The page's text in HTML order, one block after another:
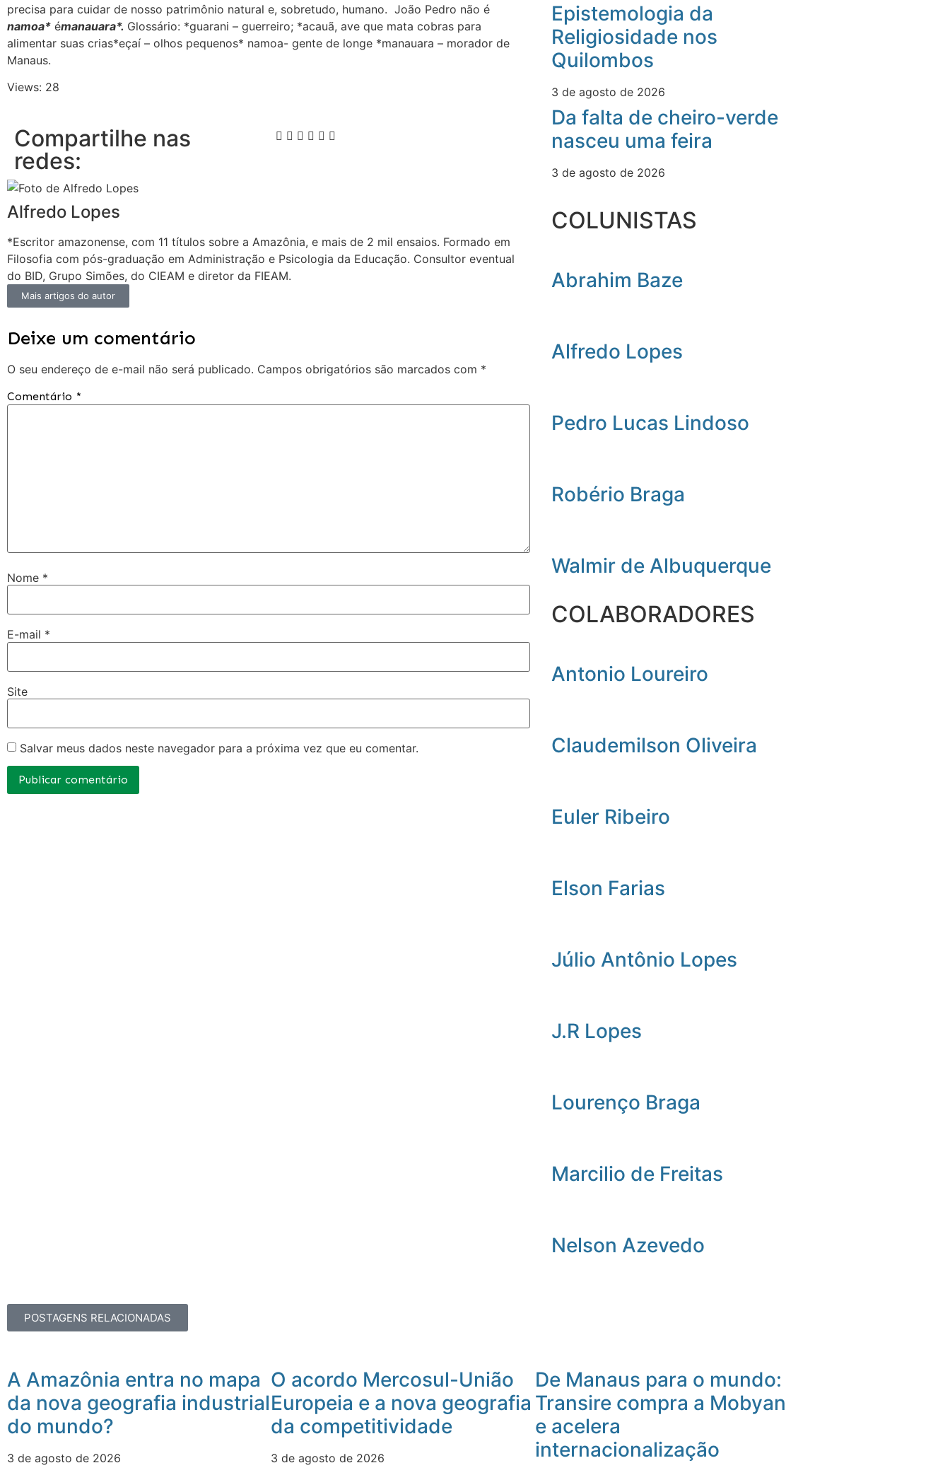
precisa para cuidar de nosso patrimônio natural e, sobretudo, humano. João Pedro não é
namoa* émanauara*. Glossário: *guarani – guerreiro; *acauã, ave que mata cobras para
alimentar suas crias*eçaí – olhos pequenos* namoa- gente de longe *manauara – morador de
Manaus.
Views: 28
Compartilhe nas
redes:
Alfredo Lopes
*Escritor amazonense, com 11 títulos sobre a Amazônia, e mais de 2 mil ensaios. Formado em
Filosofia com pós-graduação em Administração e Psicologia da Educação. Consultor eventual
do BID, Grupo Simões, do CIEAM e diretor da FIEAM.
Mais artigos do autor
Deixe um comentário
O seu endereço de e-mail não será publicado. Campos obrigatórios são marcados com *
Comentário *
Nome *
E-mail *
Site
Salvar meus dados neste navegador para a próxima vez que eu comentar.
Epistemologia da
Religiosidade nos
Quilombos
3 de agosto de 2026
Da falta de cheiro-verde
nasceu uma feira
3 de agosto de 2026
COLUNISTAS
Abrahim Baze
Alfredo Lopes
Pedro Lucas Lindoso
Robério Braga
Walmir de Albuquerque
COLABORADORES
Antonio Loureiro
Claudemilson Oliveira
Euler Ribeiro
Elson Farias
Júlio Antônio Lopes
J.R Lopes
Lourenço Braga
Marcilio de Freitas
Nelson Azevedo
POSTAGENS RELACIONADAS
A Amazônia entra no mapa
da nova geografia industrial
do mundo?
3 de agosto de 2026
O acordo Mercosul-União
Europeia e a nova geografia
da competitividade
3 de agosto de 2026
De Manaus para o mundo:
Transire compra a Mobyan
e acelera
internacionalização